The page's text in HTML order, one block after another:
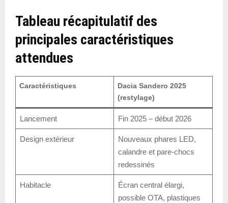
Tableau récapitulatif des
principales caractéristiques
attendues
Caractéristiques
Dacia Sandero 2025
(restylage)
Lancement Fin 2025 – début 2026
Design extérieur
Nouveaux phares LED,
calandre et pare-chocs
redessinés
Habitacle
Écran central élargi,
possible OTA, plastiques